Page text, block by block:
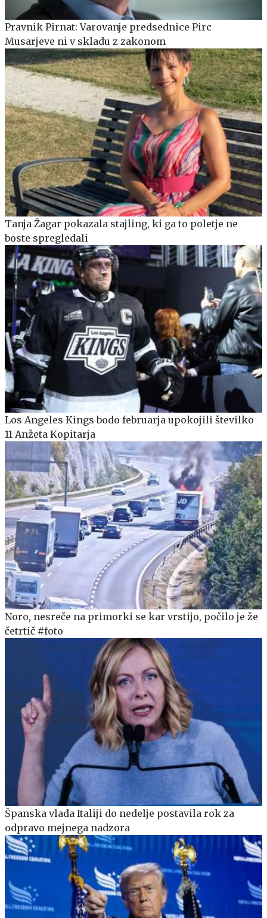
Pravnik Pirnat: Varovanje predsednice Pirc
Musarjeve ni v skladu z zakonom
Tanja Žagar pokazala stajling, ki ga to poletje ne
boste spregledali
Los Angeles Kings bodo februarja upokojili številko
11 Anžeta Kopitarja
Noro, nesreče na primorki se kar vrstijo, počilo je že
četrtič #foto
Španska vlada Italiji do nedelje postavila rok za
odpravo mejnega nadzora